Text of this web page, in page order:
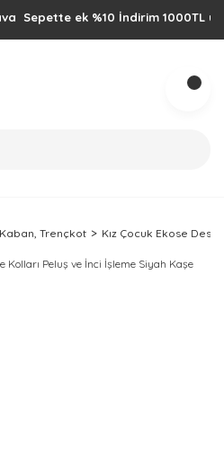
ek %10 İndirim 1000TL
Trençkot Kız Çocuk Ekose